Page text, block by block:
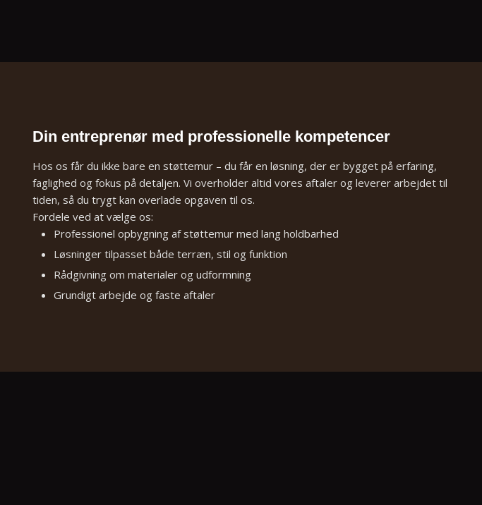
Din entreprenør med professionelle kompetencer
Hos os får du ikke bare en støttemur – du får en løsning, der er bygget på erfaring,
faglighed og fokus på detaljen. Vi overholder altid vores aftaler og leverer arbejdet til
tiden, så du trygt kan overlade opgaven til os.
Fordele ved at vælge os:
Professionel opbygning af støttemur med lang holdbarhed
Løsninger tilpasset både terræn, stil og funktion
Rådgivning om materialer og udformning
Grundigt arbejde og faste aftaler